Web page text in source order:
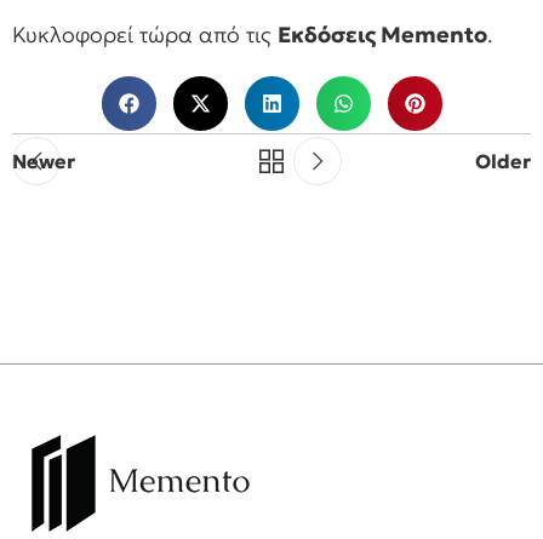
Κυκλοφορεί τώρα από τις Εκδόσεις Memento.
Newer Older